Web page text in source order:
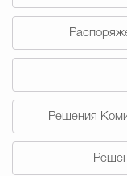
Решения